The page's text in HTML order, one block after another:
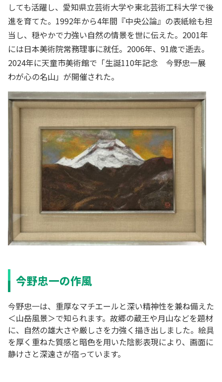
しても活躍し、愛知県立芸術大学や東北芸術工科大学で後
進を育てた。1992年から4年間『中央公論』の表紙絵も担
当し、穏やかで力強い自然の情景を世に伝えた。2001年
には日本美術院常務理事に就任。2006年、91歳で逝去。
2024年に天童市美術館で「生誕110年記念 今野忠一展
わが心の名山」が開催された。
今野忠一の作風
今野忠一は、重厚なマチエールと深い精神性を兼ね備えた
＜山岳風景＞で知られます。故郷の蔵王や月山などを題材
に、自然の雄大さや厳しさを力強く描き出しました。絵具
を厚く重ねた質感と暗色を用いた陰影表現により、画面に
静けさと深遠さが宿っています。